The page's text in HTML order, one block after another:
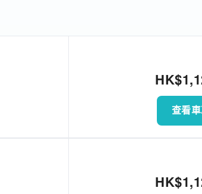
HK$
查看
HK$